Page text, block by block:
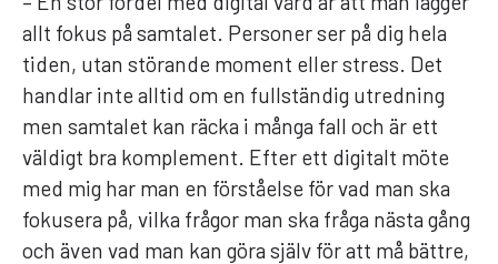
allt fokus på samtalet. Personer ser på dig hela
tiden, utan störande moment eller stress. Det
handlar inte alltid om en fullständig utredning
men samtalet kan räcka i många fall och är ett
väldigt bra komplement. Efter ett digitalt möte
med mig har man en förståelse för vad man ska
fokusera på, vilka frågor man ska fråga nästa gång
och även vad man kan göra själv för att må bättre,